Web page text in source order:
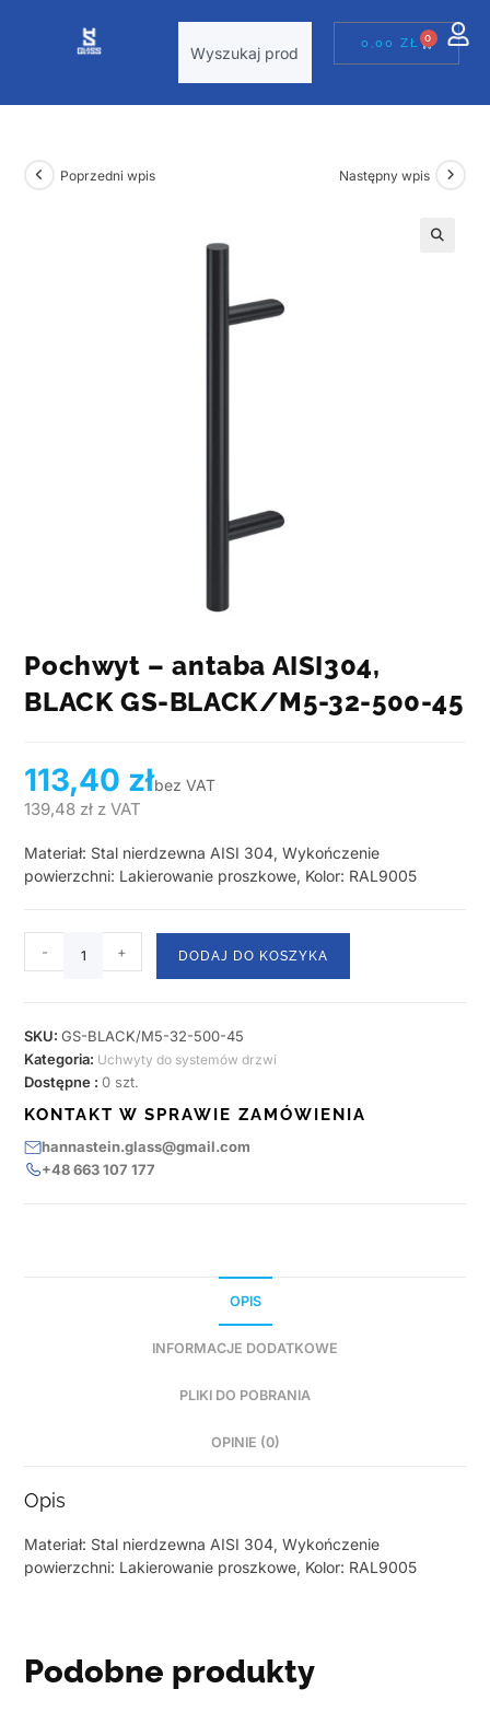
0,00ZŁ 0
Poprzedni wpis Następny wpis
Pochwyt – antaba AISI304,
BLACK GS-BLACK/M5-32-500-45
113,40 złbez VAT
139,48 zł z VAT
Materiał: Stal nierdzewna AISI 304, Wykończenie
powierzchni: Lakierowanie proszkowe, Kolor: RAL9005
- + DODAJ DO KOSZYKA
SKU:GS-BLACK/M5-32-500-45
Kategoria: Uchwyty do systemów drzwi
Dostępne :0 szt.
KONTAKT W SPRAWIE ZAMÓWIENIA
hannastein.glass@gmail.com
+48 663 107 177
OPIS
INFORMACJE DODATKOWE
PLIKI DO POBRANIA
OPINIE (0)
Opis
Materiał: Stal nierdzewna AISI 304, Wykończenie
powierzchni: Lakierowanie proszkowe, Kolor: RAL9005
Podobne produkty